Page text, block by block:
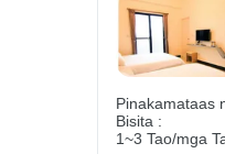
Pinakamataas
Bisita :
1~3 Tao/mga